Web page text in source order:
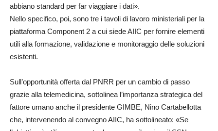
abbiano standard per far viaggiare i dati».
Nello specifico, poi, sono tre i tavoli di lavoro ministeriali per la
piattaforma Component 2 a cui siede AIIC per fornire elementi
utili alla formazione, validazione e monitoraggio delle soluzioni
esistenti.
Sull’opportunità offerta dal PNRR per un cambio di passo
grazie alla telemedicina, sottolinea l’importanza strategica del
fattore umano anche il presidente GIMBE, Nino Cartabellotta
che, intervenendo al convegno AIIC, ha sottolineato: «Se